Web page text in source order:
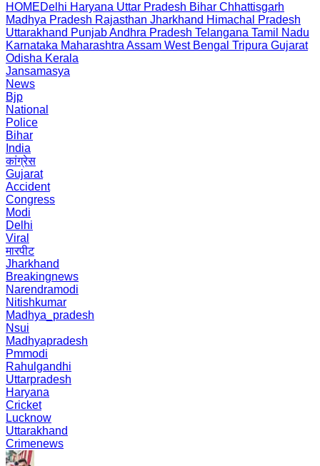
HOMEDelhi Haryana Uttar Pradesh Bihar Chhattisgarh
Madhya Pradesh Rajasthan Jharkhand Himachal Pradesh
Uttarakhand PunjabAndhra Pradesh Telangana Tamil Nadu
Karnataka Maharashtra Assam West Bengal Tripura Gujarat
Odisha Kerala
Jansamasya
News
Bjp
National
Police
Bihar
India
कांग्रेस
Gujarat
Accident
Congress
Modi
Delhi
Viral
मारपीट
Jharkhand
Breakingnews
Narendramodi
Nitishkumar
Madhya_pradesh
Nsui
Madhyapradesh
Pmmodi
Rahulgandhi
Uttarpradesh
Haryana
Cricket
Lucknow
Uttarakhand
Crimenews